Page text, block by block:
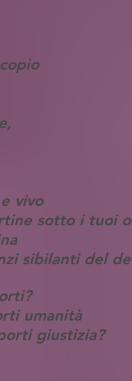
vivo
sotto i tuoi
sibilanti del
umanità
giustizia?